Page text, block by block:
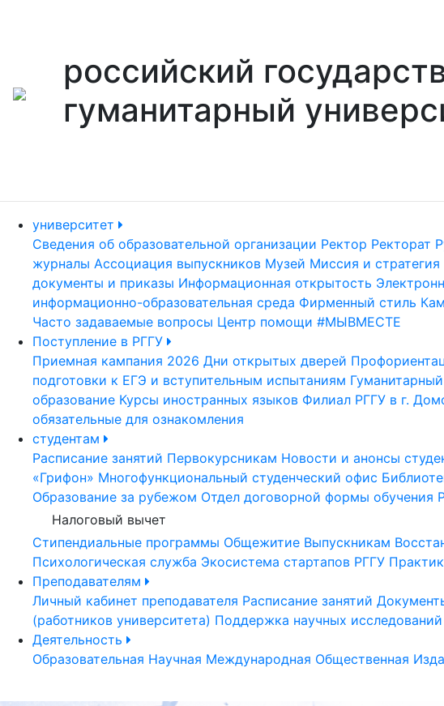
российский
гуманитарный
университет
Сведения об образовательной организации Ректор Ректорат
журналы Ассоциация выпускников Музей Миссия и стратегия
документы и приказы Информационная открытость
информационно-образовательная среда Фирменный стиль
Часто задаваемые вопросы Центр помощи #МЫВМЕСТЕ
Поступление в РГГУ
Приемная кампания 2026 Дни открытых дверей
подготовки к ЕГЭ и вступительным испытаниям
образование Курсы иностранных языков Филиал РГГУ в г.
обязательные для ознакомления
студентам
Расписание занятий Первокурсникам Новости и анонсы
«Грифон» Многофункциональный студенческий офис
Образование за рубежом Отдел договорной формы обучения
Налоговый вычет
Стипендиальные программы Общежитие Выпускникам
Психологическая служба Экосистема стартапов РГГУ
Преподавателям
Личный кабинет преподавателя Расписание занятий
(работников университета) Поддержка научных исследований
Деятельность
Образовательная Научная Международная Общественная